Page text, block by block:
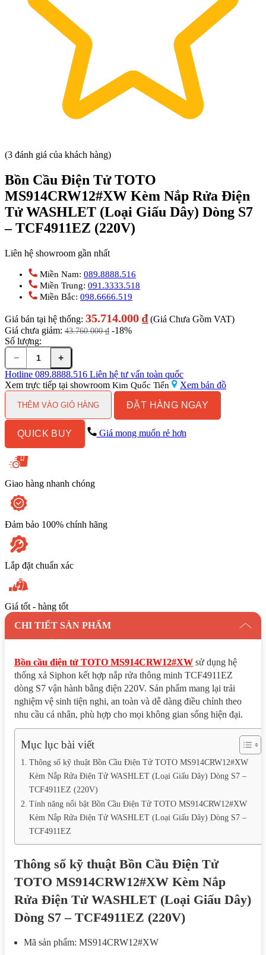
(3 đánh giá của khách hàng)
Bồn Cầu Điện Tử TOTO
MS914CRW12#XW Kèm Nắp Rửa Điện
Tử WASHLET (Loại Giấu Dây) Dòng S7
– TCF4911EZ (220V)
Liên hệ showroom gần nhất
Miền Nam: 089.8888.516
Miền Trung: 091.3333.518
Miền Bắc: 098.6666.519
Giá bán tại hệ thống: 35.714.000 ₫ (Giá Chưa Gồm VAT)
Giá chưa giảm: 43.760.000₫ -18%
Số lượng:
Cầu
Điện
Tử
TOTO
MS914CRW12#XW
Nắp
Rửa
Điện
Tử
WASHLET
Giấu
Dây)
Dòng
TCF4911EZ
(220V)
lượng
−
+
Hotline 089.8888.516 Liên hệ tư vấn toàn quốc
Xem trực tiếp tại showroom Kim Quốc Tiến Xem bản đồ
THÊM VÀO GIỎ HÀNG ĐẶT HÀNG NGAY
QUICK BUY Giá mong muốn rẻ hơn
Giao hàng nhanh chóng
Đảm bảo 100% chính hãng
Lắp đặt chuẩn xác
Giá tốt - hàng tốt
CHI TIẾT SẢN PHẨM
Bồn cầu điện tử TOTO MS914CRW12#XW sử dụng hệ
thống xả Siphon kết hợp nắp rửa thông minh TCF4911EZ
dòng S7 vận hành bằng điện 220V. Sản phẩm mang lại trải
nghiệm vệ sinh tiện nghi, an toàn và dễ dàng điều chỉnh theo
nhu cầu cá nhân, phù hợp cho mọi không gian sống hiện đại.
Mục lục bài viết
Thông số kỹ thuật Bồn Cầu Điện Tử TOTO MS914CRW12#XW
Kèm Nắp Rửa Điện Tử WASHLET (Loại Giấu Dây) Dòng S7 –
TCF4911EZ (220V)
Tính năng nổi bật Bồn Cầu Điện Tử TOTO MS914CRW12#XW
Kèm Nắp Rửa Điện Tử WASHLET (Loại Giấu Dây) Dòng S7 –
TCF4911EZ
Thông số kỹ thuật Bồn Cầu Điện Tử
TOTO MS914CRW12#XW Kèm Nắp
Rửa Điện Tử WASHLET (Loại Giấu Dây)
Dòng S7 – TCF4911EZ (220V)
Mã sản phẩm: MS914CRW12#XW